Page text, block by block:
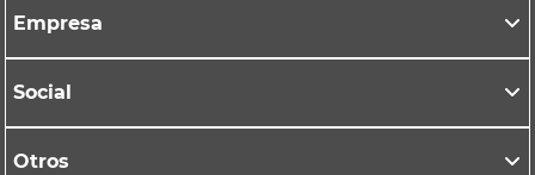
Empresa
Social
Otros